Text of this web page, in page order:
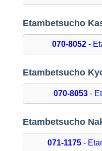
Etambetsucho
070-8052-
Etambetsucho
070-8053-
Etambetsucho
071-1175 -